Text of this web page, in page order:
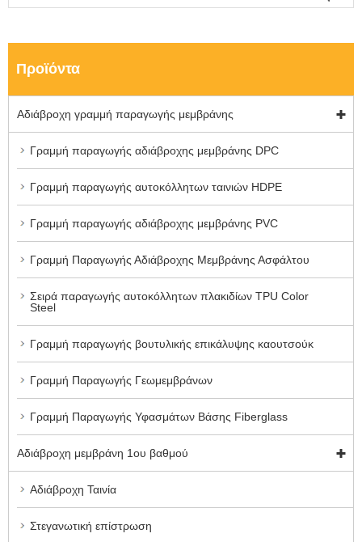
Προϊόντα
Αδιάβροχη γραμμή παραγωγής μεμβράνης
Γραμμή παραγωγής αδιάβροχης μεμβράνης DPC
Γραμμή παραγωγής αυτοκόλλητων ταινιών HDPE
Γραμμή παραγωγής αδιάβροχης μεμβράνης PVC
Γραμμή Παραγωγής Αδιάβροχης Μεμβράνης Ασφάλτου
Σειρά παραγωγής αυτοκόλλητων πλακιδίων TPU Color
Steel
Γραμμή παραγωγής βουτυλικής επικάλυψης καουτσούκ
Γραμμή Παραγωγής Γεωμεμβράνων
Γραμμή Παραγωγής Υφασμάτων Βάσης Fiberglass
Αδιάβροχη μεμβράνη 1ου βαθμού
Αδιάβροχη Ταινία
Στεγανωτική επίστρωση